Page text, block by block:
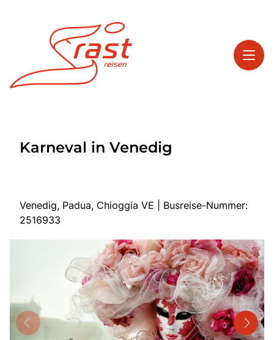
Highlights
Tagesreisen
Mehrtagesreisen
Bus anmieten
Linienverkehr
Karneval in Venedig
Venedig, Padua, Chioggia VE | Busreise-Nummer:
2516933